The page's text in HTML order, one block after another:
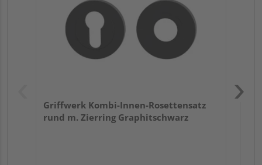
Griffwerk Kombi-Innen-Rosettensatz
rund m. Zierring Graphitschwarz